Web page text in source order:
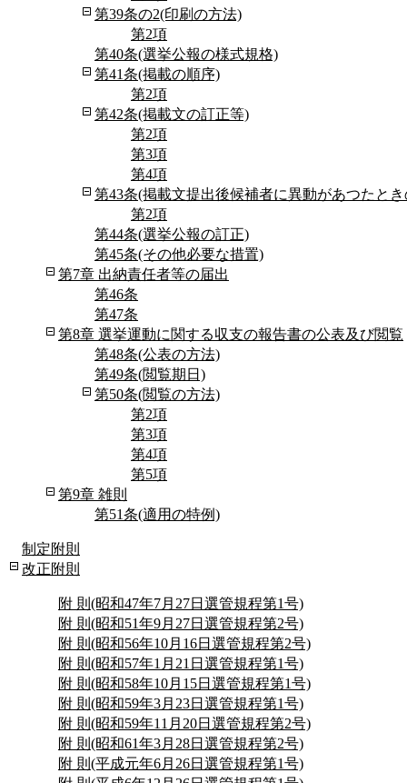
第39条の2(印刷の方法)
第2項
第40条(選挙公報の様式規格)
第41条(掲載の順序)
第2項
第42条(掲載文の訂正等)
第2項
第3項
第4項
第43条(掲載文提出後候補者に異動があつたと
第2項
第44条(選挙公報の訂正)
第45条(その他必要な措置)
第7章 出納責任者等の届出
第46条
第47条
第8章 選挙運動に関する収支の報告書の公表及び閲覧
第48条(公表の方法)
第49条(閲覧期日)
第50条(閲覧の方法)
第2項
第3項
第4項
第5項
第9章 雑則
第51条(適用の特例)
制定附則
改正附則
附 則(昭和47年7月27日選管規程第1号)
附 則(昭和51年9月27日選管規程第2号)
附 則(昭和56年10月16日選管規程第2号)
附 則(昭和57年1月21日選管規程第1号)
附 則(昭和58年10月15日選管規程第1号)
附 則(昭和59年3月23日選管規程第1号)
附 則(昭和59年11月20日選管規程第2号)
附 則(昭和61年3月28日選管規程第2号)
附 則(平成元年6月26日選管規程第1号)